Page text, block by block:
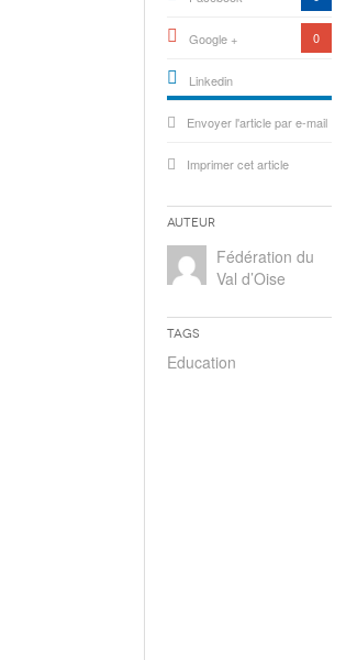
Google + 0
Linkedin
icon[type=linkedin-bug]
[color=inverse]
Envoyer l'article par e-mail
Imprimer cet article
Auteur
Fédération du
Val d’Oise
Tags
Education